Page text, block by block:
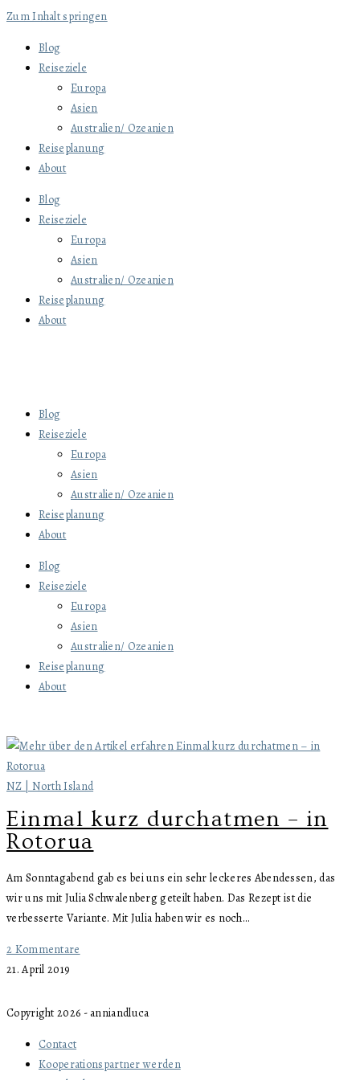
Zum Inhalt springen
Blog
Reiseziele
Europa
Asien
Australien/ Ozeanien
Reiseplanung
About
Blog
Reiseziele
Europa
Asien
Australien/ Ozeanien
Reiseplanung
About
Blog
Reiseziele
Europa
Asien
Australien/ Ozeanien
Reiseplanung
About
Blog
Reiseziele
Europa
Asien
Australien/ Ozeanien
Reiseplanung
About
NZ | North Island
Einmal kurz durchatmen – in
Rotorua
Am Sonntagabend gab es bei uns ein sehr leckeres Abendessen, das
wir uns mit Julia Schwalenberg geteilt haben. Das Rezept ist die
verbesserte Variante. Mit Julia haben wir es noch…
2 Kommentare
21. April 2019
Copyright 2026 - anniandluca
Contact
Kooperationspartner werden